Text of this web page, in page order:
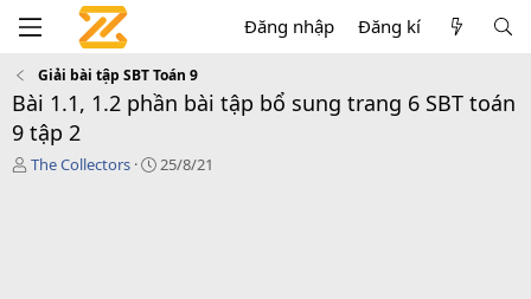
Đăng nhập Đăng kí
Giải bài tập SBT Toán 9
Bài 1.1, 1.2 phần bài tập bổ sung trang 6 SBT toán
9 tập 2
T
The Collectors
C
25/8/21